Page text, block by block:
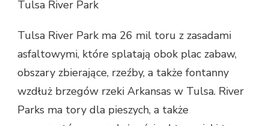
Tulsa River Park
Tulsa River Park ma 26 mil toru z zasadami
asfaltowymi, które splatają obok plac zabaw,
obszary zbierające, rzeźby, a także fontanny
wzdłuż brzegów rzeki Arkansas w Tulsa. River
Parks ma tory dla pieszych, a także